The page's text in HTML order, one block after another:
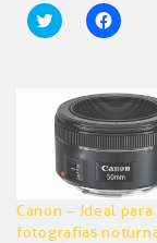
Clique
para
nova
janela)
Clique
para
em
nova
janela)
Canon – Ideal para
fotografias